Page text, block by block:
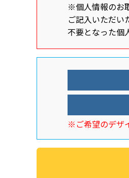
※個人情報のお
ご記入いただい
不要となった個
※ご希望のデザ